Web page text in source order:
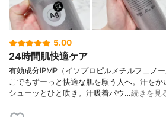
5.00
24時間肌快適ケア
有効成分IPMP（イソプロピルメチルフェノ
こでもずーっと快適な肌を願う人へ。汗を
シューッとひと吹き。汗吸着パウ…続きを見